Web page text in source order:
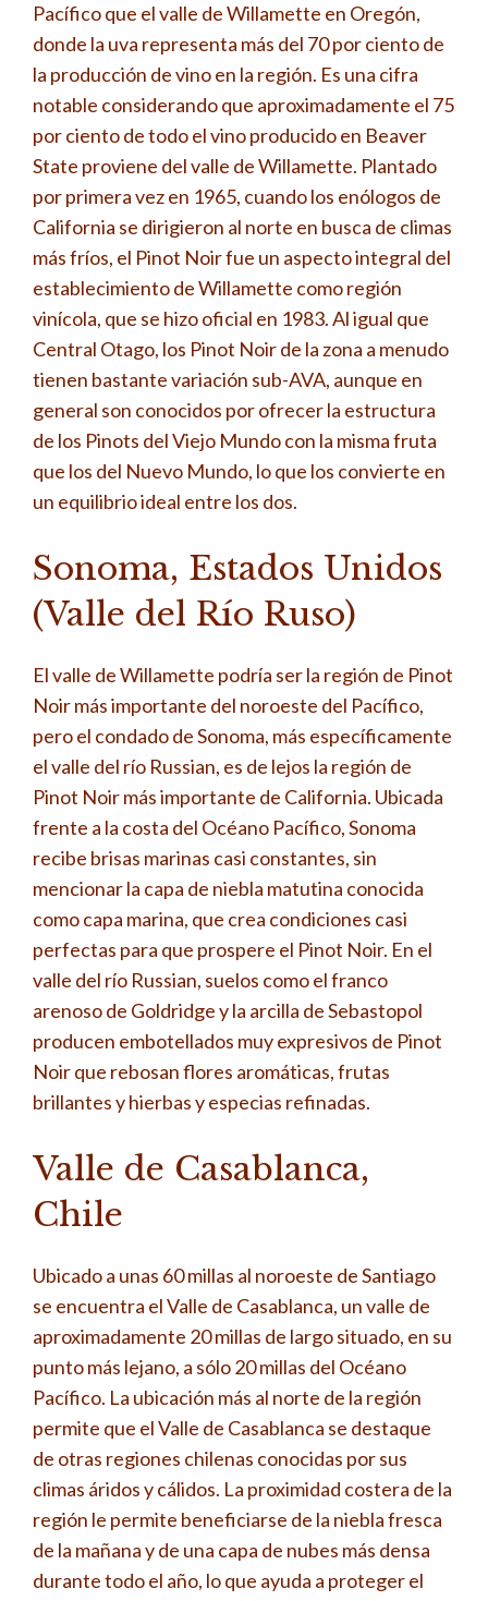
Pacífico que el valle de Willamette en Oregón,
donde la uva representa más del 70 por ciento de
la producción de vino en la región. Es una cifra
notable considerando que aproximadamente el 75
por ciento de todo el vino producido en Beaver
State proviene del valle de Willamette. Plantado
por primera vez en 1965, cuando los enólogos de
California se dirigieron al norte en busca de climas
más fríos, el Pinot Noir fue un aspecto integral del
establecimiento de Willamette como región
vinícola, que se hizo oficial en 1983. Al igual que
Central Otago, los Pinot Noir de la zona a menudo
tienen bastante variación sub-AVA, aunque en
general son conocidos por ofrecer la estructura
de los Pinots del Viejo Mundo con la misma fruta
que los del Nuevo Mundo, lo que los convierte en
un equilibrio ideal entre los dos.
Sonoma, Estados Unidos
(Valle del Río Ruso)
El valle de Willamette podría ser la región de Pinot
Noir más importante del noroeste del Pacífico,
pero el condado de Sonoma, más específicamente
el valle del río Russian, es de lejos la región de
Pinot Noir más importante de California. Ubicada
frente a la costa del Océano Pacífico, Sonoma
recibe brisas marinas casi constantes, sin
mencionar la capa de niebla matutina conocida
como capa marina, que crea condiciones casi
perfectas para que prospere el Pinot Noir. En el
valle del río Russian, suelos como el franco
arenoso de Goldridge y la arcilla de Sebastopol
producen embotellados muy expresivos de Pinot
Noir que rebosan flores aromáticas, frutas
brillantes y hierbas y especias refinadas.
Valle de Casablanca,
Chile
Ubicado a unas 60 millas al noroeste de Santiago
se encuentra el Valle de Casablanca, un valle de
aproximadamente 20 millas de largo situado, en su
punto más lejano, a sólo 20 millas del Océano
Pacífico. La ubicación más al norte de la región
permite que el Valle de Casablanca se destaque
de otras regiones chilenas conocidas por sus
climas áridos y cálidos. La proximidad costera de la
región le permite beneficiarse de la niebla fresca
de la mañana y de una capa de nubes más densa
durante todo el año, lo que ayuda a proteger el